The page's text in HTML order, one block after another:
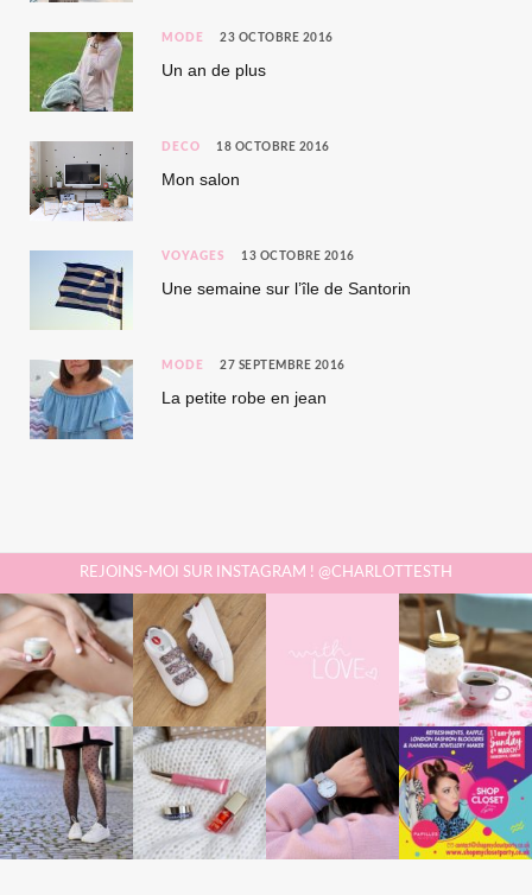
MODE 23 OCTOBRE 2016
Un an de plus
DÉCO 18 OCTOBRE 2016
Mon salon
VOYAGES 13 OCTOBRE 2016
Une semaine sur l’île de Santorin
MODE 27 SEPTEMBRE 2016
La petite robe en jean
REJOINS-MOI SUR INSTAGRAM ! @CHARLOTTESTH